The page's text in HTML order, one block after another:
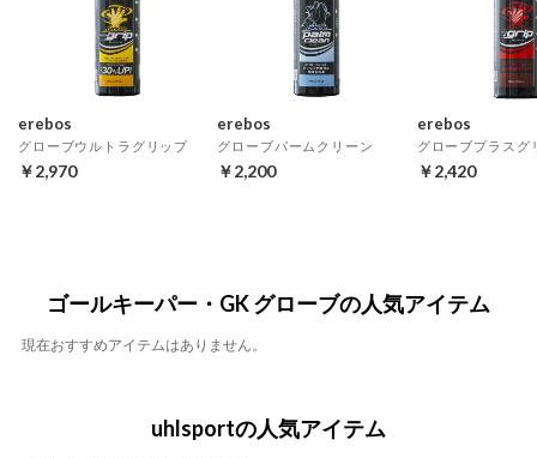
erebos
グローブウルトラグリップ
￥2,970
erebos
グローブパームクリーン
￥2,200
erebos
グローブプラスグ
￥2,420
ゴールキーパー・GK グローブの人気アイテム
現在おすすめアイテムはありません。
uhlsportの人気アイテム